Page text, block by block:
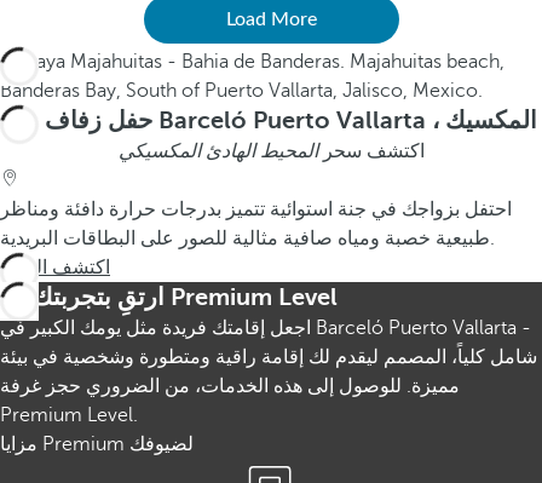
Load More
حفل زفاف في Barceló Puerto Vallarta ، المكسيك
اكتشف سحرالمحيط الهادئ المكسيكي
احتفل بزواجك في جنة استوائية تتميز بدرجات حرارة دافئة ومناظر
طبيعية خصبة ومياه صافية مثالية للصور على البطاقات البريدية.
اكتشف المزيد
ارتقِ بتجربتك مع Premium Level
اجعل إقامتك فريدة مثل يومك الكبير في Barceló Puerto Vallarta -
شامل كلياً، المصمم ليقدم لك إقامة راقية ومتطورة وشخصية في بيئة
مميزة. للوصول إلى هذه الخدمات، من الضروري حجز غرفة
Premium Level.
مزايا Premium لضيوفك